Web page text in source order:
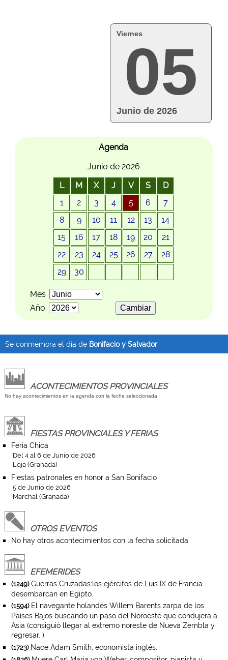
Viernes
05
Junio de 2026
Agenda
Junio de 2026
L
M X J V S
D
1
2 3 4 5 6
7
8
9 10 11 12 13
14
15
16 17 18 19 20
21
22
23 24 25 26 27
28
29
30
Mes
Año
Se conmemora el día de Bonifacio y Salvador
ACONTECIMIENTOS PROVINCIALES
No hay acontecimientos en la agenda con la fecha seleccionada
FIESTAS PROVINCIALES Y FERIAS
Feria Chica
Del 4 al 6 de Junio de 2026
Loja (Granada)
Fiestas patronales en honor a San Bonifacio
5 de Junio de 2026
Marchal (Granada)
OTROS EVENTOS
No hay otros acontecimientos con la fecha solicitada
EFEMERIDES
(1249)Guerras Cruzadas:los ejércitos de Luis IX de Francia
desembarcan en Egipto.
(1594)El navegante holandés Willem Barents zarpa de los
Países Bajos buscando un paso del Noroeste que condujera a
Asia (consiguió llegar al extremo noreste de Nueva Zembla y
regresar. ).
(1723)Nace Adam Smith, economista inglés.